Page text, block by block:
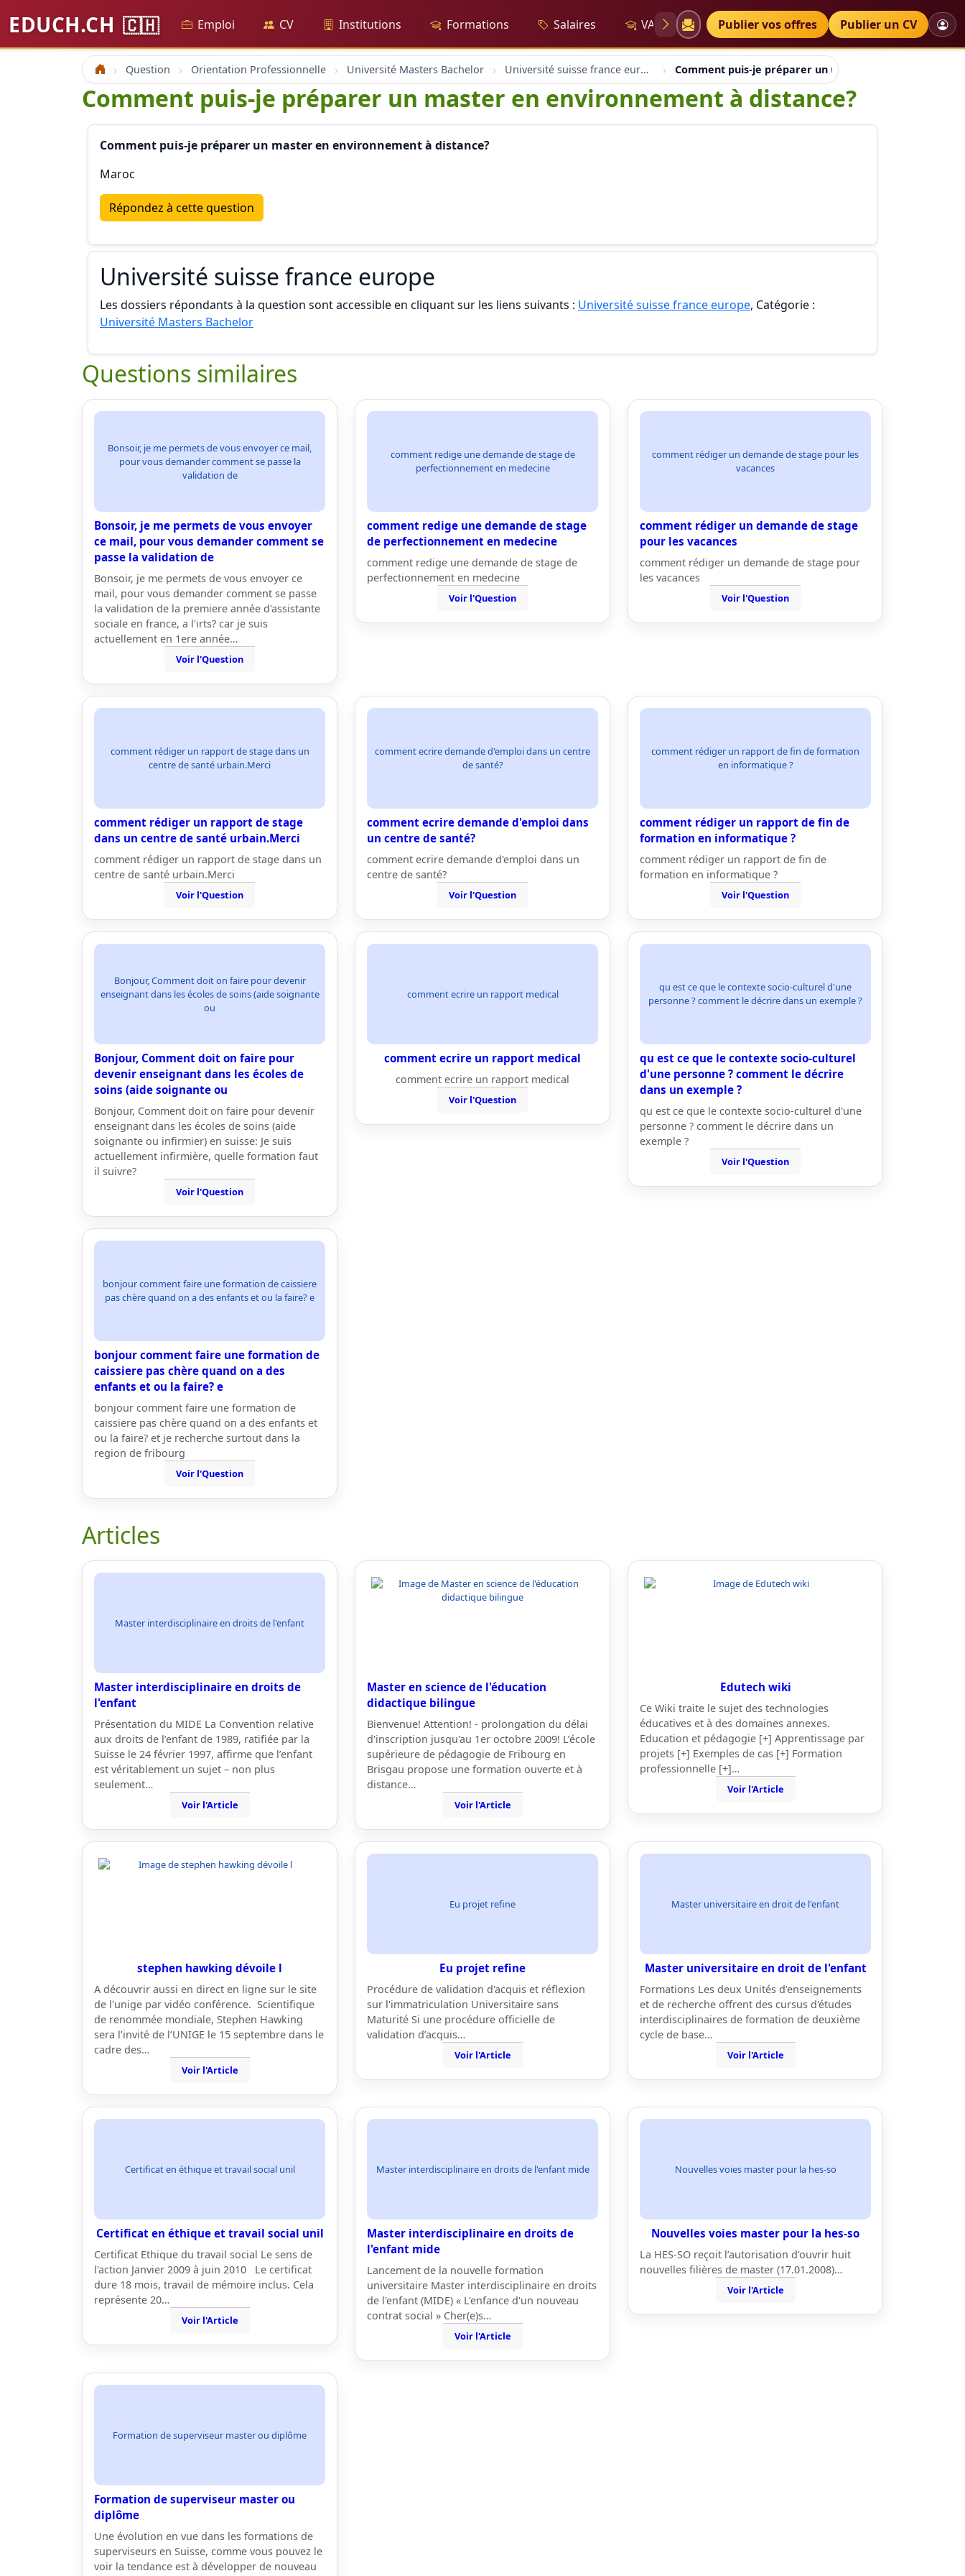
EDUCH.CH 🇨🇭 Emploi CV Institutions Formations Salaires VAE Diplômes Petites annonces
Publier vos offres Publier un CV
Accueil Question Orientation Professionnelle Université Masters Bachelor Université suisse france europe Comment puis-je préparer un master en
Comment puis-je préparer un master en environnement à distance?
Comment puis-je préparer un master en environnement à distance?
Maroc
Répondez à cette question
Université suisse france europe
Les dossiers répondants à la question sont accessible en cliquant sur les liens suivants : Université suisse france europe, Catégorie :
Université Masters Bachelor
Questions similaires
Bonsoir, je me permets de vous envoyer ce mail,
pour vous demander comment se passe la
validation de
Bonsoir, je me permets de vous envoyer
ce mail, pour vous demander comment se
passe la validation de
Bonsoir, je me permets de vous envoyer ce
mail, pour vous demander comment se passe
la validation de la premiere année d'assistante
sociale en france, a l'irts? car je suis
actuellement en 1ere année…
Voir l'Question
comment redige une demande de stage de
perfectionnement en medecine
comment redige une demande de stage
de perfectionnement en medecine
comment redige une demande de stage de
perfectionnement en medecine
Voir l'Question
comment rédiger un demande de stage pour les
vacances
comment rédiger un demande de stage
pour les vacances
comment rédiger un demande de stage pour
les vacances
Voir l'Question
comment rédiger un rapport de stage dans un
centre de santé urbain.Merci
comment rédiger un rapport de stage
dans un centre de santé urbain.Merci
comment rédiger un rapport de stage dans un
centre de santé urbain.Merci
Voir l'Question
comment ecrire demande d'emploi dans un centre
de santé?
comment ecrire demande d'emploi dans
un centre de santé?
comment ecrire demande d'emploi dans un
centre de santé?
Voir l'Question
comment rédiger un rapport de fin de formation
en informatique ?
comment rédiger un rapport de fin de
formation en informatique ?
comment rédiger un rapport de fin de
formation en informatique ?
Voir l'Question
Bonjour, Comment doit on faire pour devenir
enseignant dans les écoles de soins (aide soignante
ou
Bonjour, Comment doit on faire pour
devenir enseignant dans les écoles de
soins (aide soignante ou
Bonjour, Comment doit on faire pour devenir
enseignant dans les écoles de soins (aide
soignante ou infirmier) en suisse: Je suis
actuellement infirmière, quelle formation faut
il suivre?
Voir l'Question
comment ecrire un rapport medical
comment ecrire un rapport medical
comment ecrire un rapport medical
Voir l'Question
qu est ce que le contexte socio-culturel d'une
personne ? comment le décrire dans un exemple ?
qu est ce que le contexte socio-culturel
d'une personne ? comment le décrire
dans un exemple ?
qu est ce que le contexte socio-culturel d'une
personne ? comment le décrire dans un
exemple ?
Voir l'Question
bonjour comment faire une formation de caissiere
pas chère quand on a des enfants et ou la faire? e
bonjour comment faire une formation de
caissiere pas chère quand on a des
enfants et ou la faire? e
bonjour comment faire une formation de
caissiere pas chère quand on a des enfants et
ou la faire? et je recherche surtout dans la
region de fribourg
Voir l'Question
Articles
Master interdisciplinaire en droits de l'enfant
Master interdisciplinaire en droits de
l'enfant
Présentation du MIDE La Convention relative
aux droits de l’enfant de 1989, ratifiée par la
Suisse le 24 février 1997, affirme que l’enfant
est véritablement un sujet – non plus
seulement…
Voir l'Article
Master en science de l'éducation
didactique bilingue
Bienvenue! Attention! - prolongation du délai
d'inscription jusqu'au 1er octobre 2009! L’école
supérieure de pédagogie de Fribourg en
Brisgau propose une formation ouverte et à
distance…
Voir l'Article
Edutech wiki
Ce Wiki traite le sujet des technologies
éducatives et à des domaines annexes.
Education et pédagogie [+] Apprentissage par
projets [+] Exemples de cas [+] Formation
professionnelle [+]…
Voir l'Article
stephen hawking dévoile l
A découvrir aussi en direct en ligne sur le site
de l'unige par vidéo conférence. Scientifique
de renommée mondiale, Stephen Hawking
sera l’invité de l’UNIGE le 15 septembre dans le
cadre des…
Voir l'Article
Eu projet refine
Eu projet refine
Procédure de validation d'acquis et réflexion
sur l'immatriculation Universitaire sans
Maturité Si une procédure officielle de
validation d’acquis…
Voir l'Article
Master universitaire en droit de l'enfant
Master universitaire en droit de l'enfant
Formations Les deux Unités d’enseignements
et de recherche offrent des cursus d'études
interdisciplinaires de formation de deuxième
cycle de base…
Voir l'Article
Certificat en éthique et travail social unil
Certificat en éthique et travail social unil
Certificat Ethique du travail social Le sens de
l'action Janvier 2009 à juin 2010 Le certificat
dure 18 mois, travail de mémoire inclus. Cela
représente 20…
Voir l'Article
Master interdisciplinaire en droits de l'enfant mide
Master interdisciplinaire en droits de
l'enfant mide
Lancement de la nouvelle formation
universitaire Master interdisciplinaire en droits
de l'enfant (MIDE) « L'enfance d'un nouveau
contrat social » Cher(e)s…
Voir l'Article
Nouvelles voies master pour la hes-so
Nouvelles voies master pour la hes-so
La HES-SO reçoit l’autorisation d’ouvrir huit
nouvelles filières de master (17.01.2008)…
Voir l'Article
Formation de superviseur master ou diplôme
Formation de superviseur master ou
diplôme
Une évolution en vue dans les formations de
superviseurs en Suisse, comme vous pouvez le
voir la tendance est à développer de nouveau